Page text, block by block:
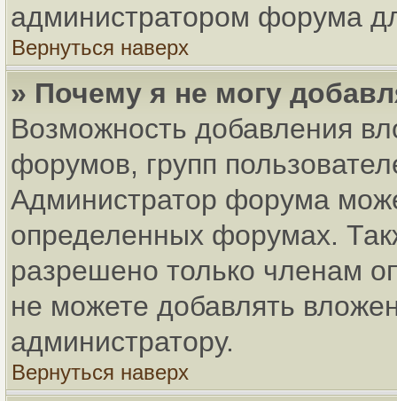
администратором форума
Вернуться наверх
» Почему я не могу
Возможность добавления
форумов, групп
Администратор форума
определенных форумах.
разрешено только членам
не можете добавлять
администратору.
Вернуться наверх